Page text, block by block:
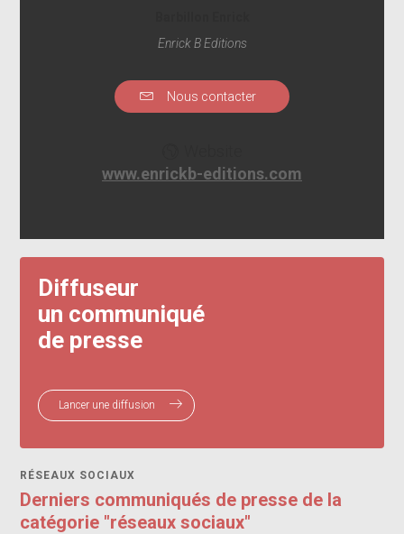
Enrick B Editions
Nous contacter
www.enrickb-editions.com
Diffuseur
un communiqué
de presse
Lancer une diffusion
RÉSEAUX SOCIAUX
Derniers communiqués de presse de la
catégorie "réseaux sociaux"